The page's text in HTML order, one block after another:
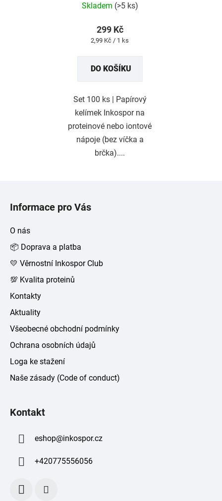
Skladem (>5 ks)
299 Kč
Měrná
2,99 Kč / 1 ks
DO KOŠÍKU
Set 100 ks | Papírový
kelímek Inkospor na
proteinové nebo iontové
nápoje (bez víčka a
brčka)....
Informace pro Vás
O nás
📦 Doprava a platba
💛 Věrnostní Inkospor Club
💯 Kvalita proteinů
Kontakty
Aktuality
Všeobecné obchodní podmínky
Ochrana osobních údajů
Loga ke stažení
Naše zásady (Code of conduct)
Kontakt
eshop@inkospor.cz
+420775556056